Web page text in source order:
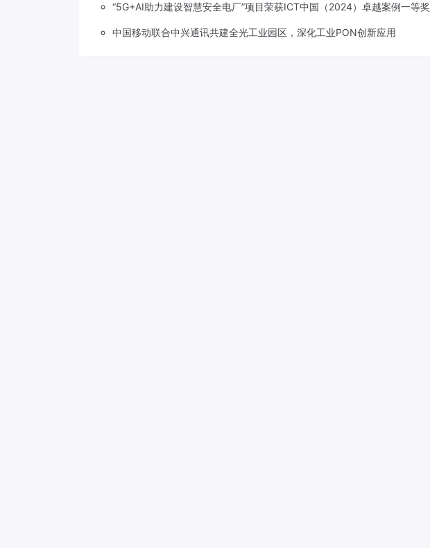
“5G+AI助力建设智慧安全电厂”项目荣获ICT中国（2024）卓越案例一等奖
中国移动联合中兴通讯共建全光工业园区，深化工业PON创新应用